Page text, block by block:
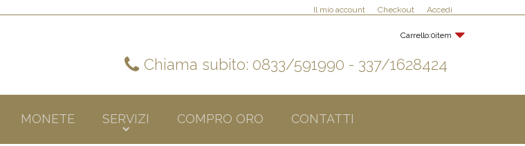
Il mio account Checkout Accedi
Carrello:0item
Chiama subito: 0833/591990 - 337/1628424
MONETE SERVIZI COMPRO ORO CONTATTI